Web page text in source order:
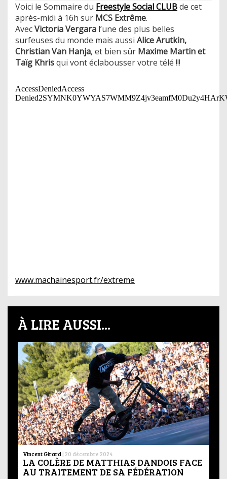
Voici le Sommaire du Freestyle Social CLUBde cet
après-midi à 16h sur MCS Extrême.
AvecVictoria Vergara l’une des plus belles
surfeuses du monde mais aussi Alice Arutkin,
Christian Van Hanja, et bien sûr Maxime Martin et
Taïg Khrisqui vont éclabousser votre télé !!!
www.machainesport.fr/extreme
À LIRE AUSSI...
Vincent Girard | 20 décembre 2024
LA COLÈRE DE MATTHIAS DANDOIS FACE
AU TRAITEMENT DE SA FÉDÉRATION